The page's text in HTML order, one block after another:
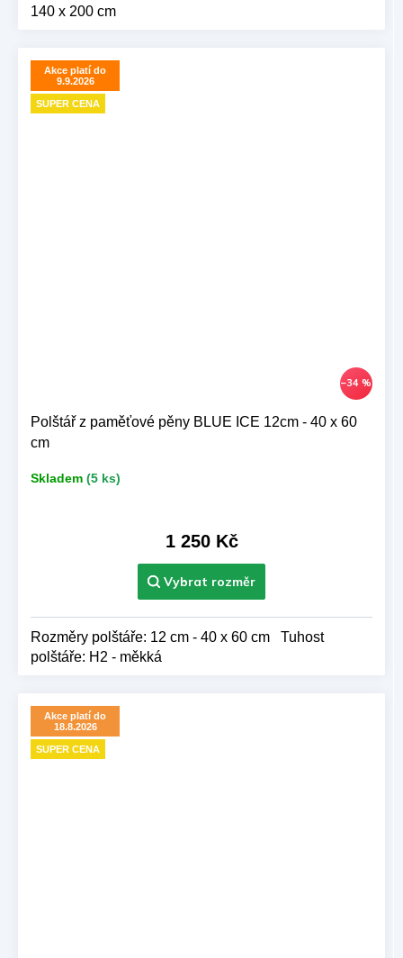
140 x 200 cm
Akce platí do
9.9.2026
SUPER CENA
–34 %
Polštář z paměťové pěny BLUE ICE 12cm - 40 x 60
cm
Skladem (5 ks)
1 250 Kč
Rozměry polštáře: 12 cm - 40 x 60 cm Tuhost
polštáře: H2 - měkká
Akce platí do
18.8.2026
SUPER CENA